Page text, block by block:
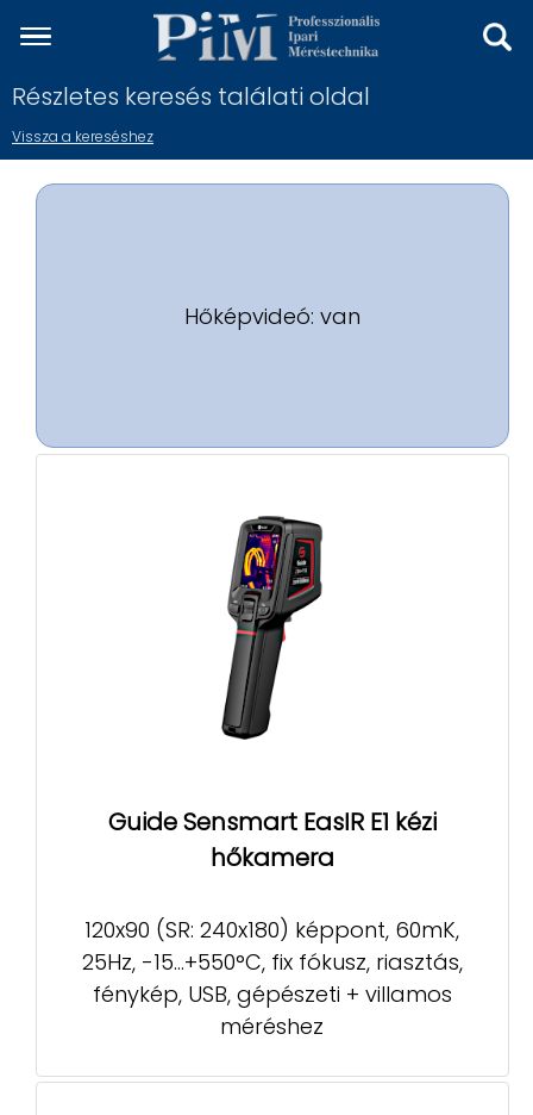
Részletes keresés találati oldal
Vissza a kereséshez
Hőképvideó: van
Guide Sensmart EasIR E1 kézi
hőkamera
120x90 (SR: 240x180) képpont, 60mK,
25Hz, -15...+550°C, fix fókusz, riasztás,
fénykép, USB, gépészeti + villamos
méréshez